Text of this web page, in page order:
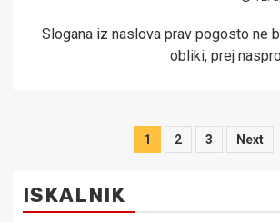
Slogana iz naslova prav pogosto ne
obliki, prej
Številčenje
1 2 3 Next
ISKALNIK